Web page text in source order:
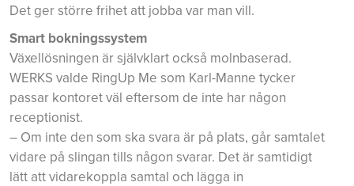
Det ger större frihet att jobba var man vill.
Smart bokningssystem
Växellösningen är självklart också molnbaserad.
WERKS valde RingUp Me som Karl-Manne tycker
passar kontoret väl eftersom de inte har någon
receptionist.
– Om inte den som ska svara är på plats, går samtalet
vidare på slingan tills någon svarar. Det är samtidigt
lätt att vidarekoppla samtal och lägga in